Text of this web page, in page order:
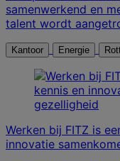
samenwerkend en
talent wordt
Kantoor Energie
Werken bij FITZ is
innovatie